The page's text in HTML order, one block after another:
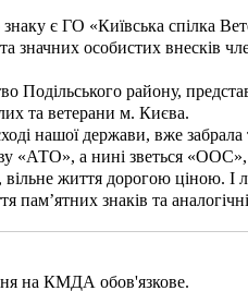
є ГО «Київська спілка
особистих внесків
Подільського району,
та ветерани м. Києва.
нашої держави, вже
«АТО», а нині зветься
життя дорогою ціною. І
пам’ятних знаків та
на КМДА обов'язкове.